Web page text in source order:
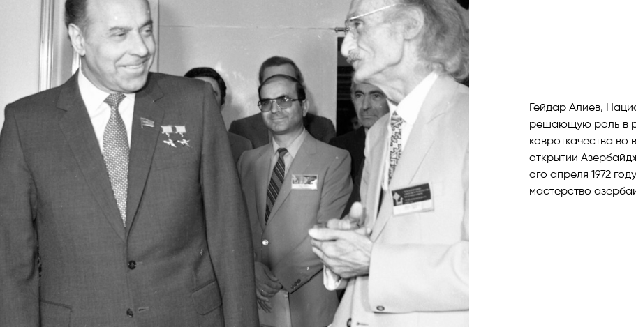
Гейдар Алиев,
решающую роль в
ковроткачества во
открытии
ого апреля 1972
мастерство